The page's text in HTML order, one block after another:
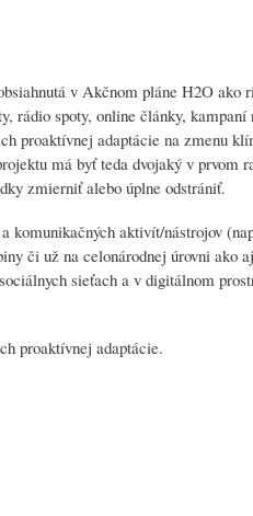
v Akčnom pláne H2O
spoty, online články,
proaktívnej adaptácie na zmenu
má byť teda dvojaký v prvom
zmierniť alebo úplne odstrániť.
aktivít/nástrojov
či už na celonárodnej úrovni
sieťach a v digitálnom
proaktívnej adaptácie.